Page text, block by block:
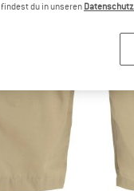
findest du in unseren